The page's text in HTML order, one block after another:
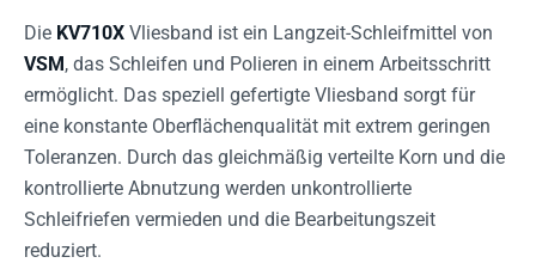
Die KV710X Vliesband ist ein Langzeit-Schleifmittel von
VSM, das Schleifen und Polieren in einem Arbeitsschritt
ermöglicht. Das speziell gefertigte Vliesband sorgt für
eine konstante Oberflächenqualität mit extrem geringen
Toleranzen. Durch das gleichmäßig verteilte Korn und die
kontrollierte Abnutzung werden unkontrollierte
Schleifriefen vermieden und die Bearbeitungszeit
reduziert.